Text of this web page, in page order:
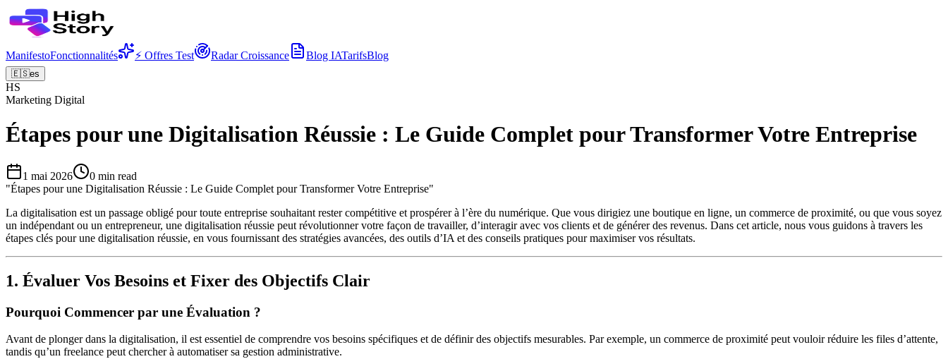
ManifestoFonctionnalités ⚡ Offres Test Radar Croissance Blog IATarifsBlog
🇪🇸es
HS
Marketing Digital
Étapes pour une Digitalisation Réussie : Le Guide Complet pour Transformer Votre Entreprise
1 mai 2026 0 min read
"Étapes pour une Digitalisation Réussie : Le Guide Complet pour Transformer Votre Entreprise"
La digitalisation est un passage obligé pour toute entreprise souhaitant rester compétitive et prospérer à l’ère du numérique. Que vous dirigiez une boutique en ligne, un commerce de proximité, ou que vous soyez
un indépendant ou un entrepreneur, une digitalisation réussie peut révolutionner votre façon de travailler, d’interagir avec vos clients et de générer des revenus. Dans cet article, nous vous guidons à travers les
étapes clés pour une digitalisation réussie, en vous fournissant des stratégies avancées, des outils d’IA et des conseils pratiques pour maximiser vos résultats.
1. Évaluer Vos Besoins et Fixer des Objectifs Clair
Pourquoi Commencer par une Évaluation ?
Avant de plonger dans la digitalisation, il est essentiel de comprendre vos besoins spécifiques et de définir des objectifs mesurables. Par exemple, un commerce de proximité peut vouloir réduire les files d’attente,
tandis qu’un freelance peut chercher à automatiser sa gestion administrative.